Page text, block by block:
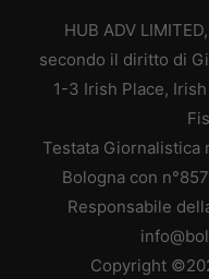
HUB ADV
secondo il diritto di
1-3 Irish Place, Irish
Testata Giornalistica
Bologna con
Responsabile
Copyright